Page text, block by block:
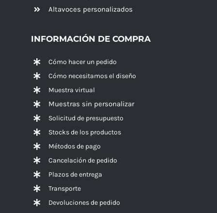
Altavoces personalizados
INFORMACIÓN DE COMPRA
Cómo hacer un pedido
Cómo necesitamos el diseño
Muestra virtual
Muestras sin personalizar
Solicitud de presupuesto
Stocks de los productos
Métodos de pago
Cancelación de pedido
Plazos de entrega
Transporte
Devoluciones de pedido